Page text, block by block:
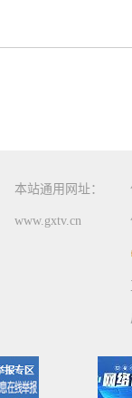
本站通用网址：
www.gxtv.cn